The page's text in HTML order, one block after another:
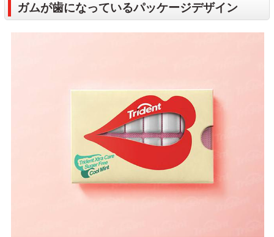
ガムが歯になっているパッケージデザイン